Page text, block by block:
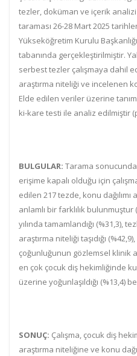
tezler, doküman ve içerik
taraması 26-28 Mart 2025
Yükseköğretim Kurulu
tabanında gerçekleştirilmiştir.
serbest tezler çalışmaya dahil
araştırma niteliği ve incelenen
Elde edilen veriler üzerine
ki-kare testi ile analiz edilmiştir
BULGULAR: Tarama sonucunda
erişime kapalı olduğu için
edilen 217 tezde, konu
anlamlı bir farklılık
yılında tamamlandığı (%31,3),
araştırma niteliği taşıdığı
çoğunluğunun gözlemsel klinik
en çok çocuk diş hekimliğinde
üzerine yoğunlaşıldığı (%13,4)
SONUÇ: Çalışma, çocuk diş
araştırma niteliğine ve konu